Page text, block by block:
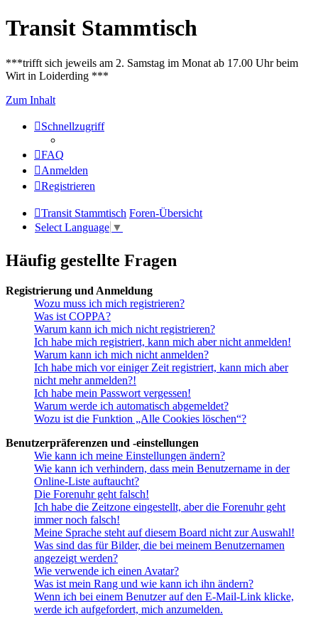
Transit Stammtisch
***trifft sich jeweils am 2. Samstag im Monat ab 17.00 Uhr beim
Wirt in Loiderding ***
Zum Inhalt
Schnellzugriff
FAQ
Anmelden
Registrieren
Transit Stammtisch Foren-Übersicht
Select Language ▼
Häufig gestellte Fragen
Registrierung und Anmeldung
Wozu muss ich mich registrieren?
Was ist COPPA?
Warum kann ich mich nicht registrieren?
Ich habe mich registriert, kann mich aber nicht anmelden!
Warum kann ich mich nicht anmelden?
Ich habe mich vor einiger Zeit registriert, kann mich aber
nicht mehr anmelden?!
Ich habe mein Passwort vergessen!
Warum werde ich automatisch abgemeldet?
Wozu ist die Funktion „Alle Cookies löschen“?
Benutzerpräferenzen und -einstellungen
Wie kann ich meine Einstellungen ändern?
Wie kann ich verhindern, dass mein Benutzername in der
Online-Liste auftaucht?
Die Forenuhr geht falsch!
Ich habe die Zeitzone eingestellt, aber die Forenuhr geht
immer noch falsch!
Meine Sprache steht auf diesem Board nicht zur Auswahl!
Was sind das für Bilder, die bei meinem Benutzernamen
angezeigt werden?
Wie verwende ich einen Avatar?
Was ist mein Rang und wie kann ich ihn ändern?
Wenn ich bei einem Benutzer auf den E-Mail-Link klicke,
werde ich aufgefordert, mich anzumelden.